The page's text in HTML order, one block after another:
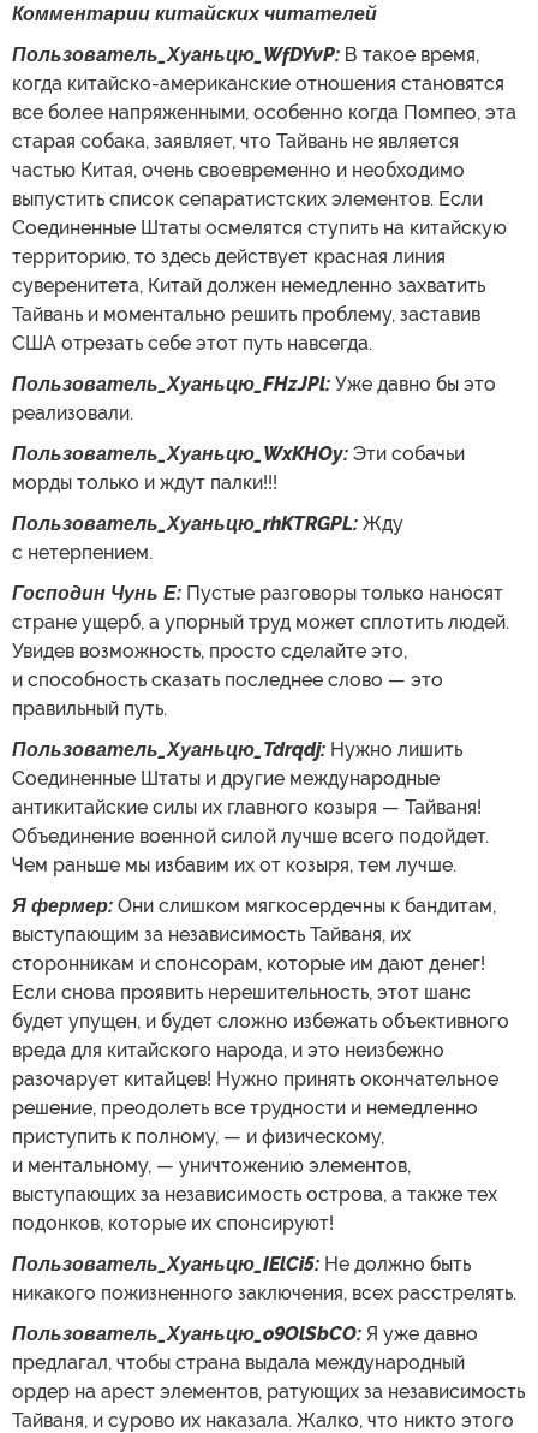
Комментарии китайских читателей
Пользователь_Хуаньцю_WfDYvP: В такое время,
когда китайско-американские отношения становятся
все более напряженными, особенно когда Помпео, эта
старая собака, заявляет, что Тайвань не является
частью Китая, очень своевременно и необходимо
выпустить список сепаратистских элементов. Если
Соединенные Штаты осмелятся ступить на китайскую
территорию, то здесь действует красная линия
суверенитета, Китай должен немедленно захватить
Тайвань и моментально решить проблему, заставив
США отрезать себе этот путь навсегда.
Пользователь_Хуаньцю_FHzJPl: Уже давно бы это
реализовали.
Пользователь_Хуаньцю_WxKHOy: Эти собачьи
морды только и ждут палки!!!
Пользователь_Хуаньцю_rhKTRGPL: Жду
с нетерпением.
Господин Чунь Е: Пустые разговоры только наносят
стране ущерб, а упорный труд может сплотить людей.
Увидев возможность, просто сделайте это,
и способность сказать последнее слово — это
правильный путь.
Пользователь_Хуаньцю_Tdrqdj: Нужно лишить
Соединенные Штаты и другие международные
антикитайские силы их главного козыря — Тайваня!
Объединение военной силой лучше всего подойдет.
Чем раньше мы избавим их от козыря, тем лучше.
Я фермер: Они слишком мягкосердечны к бандитам,
выступающим за независимость Тайваня, их
сторонникам и спонсорам, которые им дают денег!
Если снова проявить нерешительность, этот шанс
будет упущен, и будет сложно избежать объективного
вреда для китайского народа, и это неизбежно
разочарует китайцев! Нужно принять окончательное
решение, преодолеть все трудности и немедленно
приступить к полному, — и физическому,
и ментальному, — уничтожению элементов,
выступающих за независимость острова, а также тех
подонков, которые их спонсируют!
Пользователь_Хуаньцю_IElCi5: Не должно быть
никакого пожизненного заключения, всех расстрелять.
Пользователь_Хуаньцю_o9OlSbCO: Я уже давно
предлагал, чтобы страна выдала международный
ордер на арест элементов, ратующих за независимость
Тайваня, и сурово их наказала. Жалко, что никто этого